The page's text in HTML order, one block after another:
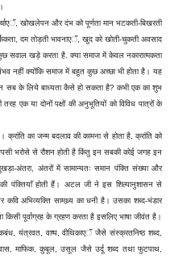
खोखलेपन और दंभ को पूर्णता मान भटकती-बिखरती
दम तोड़ती भावनाएॅं, खुद को खोती-चुकती अवसाद
सवाल खड़े करता है. क्या समाज में केवल नकारात्मकता
नहीं क्योंकि समाज में बहुत कुछ अच्छा भी होता है। यह
सब के लिये बाध्यता कैसे हो सकता है? कभी एक का शुभ
एक या दोनों पक्षों की अनुभूतियों को विविध पात्रों के
का जन्म बदलाव की कामना से होता है, क्रांति को
भरोसे से रौशन होती है किंतु इन सबकी कोई जगह इन
अंतरा, अंतरों में सामान्यतः समान पंक्ति संख्या और
पंक्तियाॅं होती हैं। अटल जी ने इस शिल्पानुशासन से
कवि अभिव्यक्ति सामथ्र्य का धनी है। उसका शब्द-भंडार
पूर्वाग्रह के ग्रहण करता है इसलिए भाषा जीवंत है।
यंत्रवत, वाष्प, वीथिकाएॅं जैसे संस्क्रतनिष्ठ शब्द,
माफिक, कुबूल, उसूल जैसे उर्दू शब्द तथा फुटपाथ,